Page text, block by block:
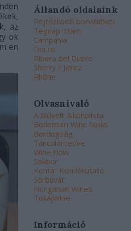
az
ok
én
Állandó oldalaink
Rejtőzködő borvidékek
Tegnap ittam
Campania
Douro
Ribera del Duero
Sherry / Jerez
Rhône
Olvasnivaló
A Művelt Alkoholista
Bohemian Wine Souls
Bordogság
Táncolómedve
Wine Flow
Sokbor
Kontár Komlókutató
Sörbúvár
Hungarian Wines
TokajWine
Információ